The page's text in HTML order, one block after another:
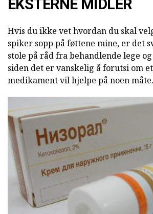
EKSTERNE MIDLER
Hvis du ikke vet hvordan du skal
spiker sopp på føttene mine, er det
stole på råd fra behandlende lege
siden det er vanskelig å forutsi om
medikament vil hjelpe på noen måte.